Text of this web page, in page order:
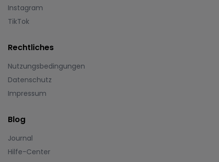
Instagram
TikTok
Rechtliches
Nutzungsbedingungen
Datenschutz
Impressum
Blog
Journal
Hilfe-Center